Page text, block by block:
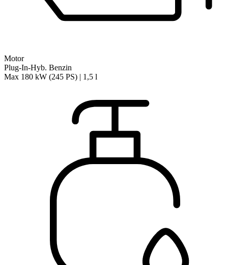
Motor
Plug-In-Hyb. Benzin
Max 180 kW (245 PS) | 1,5 l